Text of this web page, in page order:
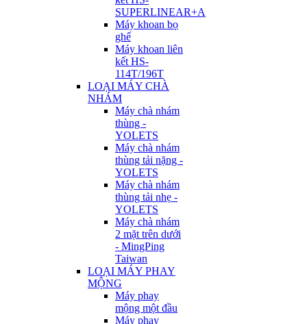
SUPERLINEAR+A
Máy khoan bọ
ghế
Máy khoan liên
kết HS-
114T/196T
LOẠI MÁY CHÀ
NHÁM
Máy chà nhám
thùng -
YOLETS
Máy chà nhám
thùng tải nặng -
YOLETS
Máy chà nhám
thùng tải nhẹ -
YOLETS
Máy chà nhám
2 mặt trên dưới
- MingPing
Taiwan
LOẠI MÁY PHAY
MỘNG
Máy phay
mộng một đầu
Máy phay